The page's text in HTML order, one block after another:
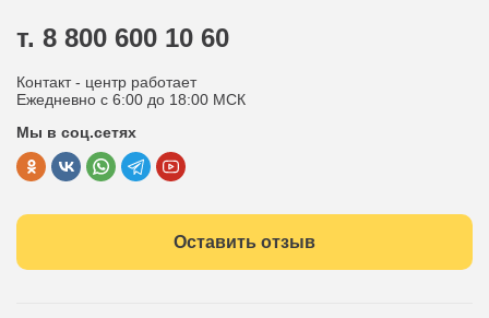
Политика конфиденциальности
Публичная оферта
т. 8 800 600 10 60
Контакт - центр работает
Ежедневно с 6:00 до 18:00 МСК
Мы в соц.сетях
Оставить отзыв